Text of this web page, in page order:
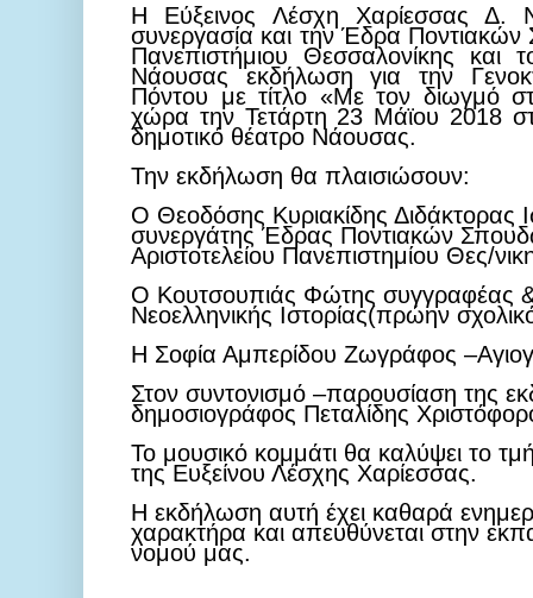
H Εύξεινος Λέσχη Χαρίεσσας Δ.
συνεργασία και την Έδρα Ποντιακών
Πανεπιστήμιου Θεσσαλονίκης
Νάουσας εκδήλωση για την
Πόντου με τίτλο «Με τον διωγμό
χώρα την Τετάρτη 23 Μάϊου 2018
δημοτικό θέατρο Νάουσας.
Την εκδήλωση θα πλαισιώσουν:
Ο Θεοδόσης Κυριακίδης Διδάκτορας
συνεργάτης Έδρας Ποντιακών
Αριστοτελείου Πανεπιστημίου Θες/
Ο Κουτσουπιάς Φώτης συγγραφέας
Νεοελληνικής Ιστορίας(πρώην
Η Σοφία Αμπερίδου Ζωγράφος
Στον συντονισμό –παρουσίαση της
δημοσιογράφος Πεταλίδης
Το μουσικό κομμάτι θα καλύψει το
της Ευξείνου Λέσχης Χαρίεσσας.
Η εκδήλωση αυτή έχει καθαρά
χαρακτήρα και απευθύνεται στην
νομού μας.